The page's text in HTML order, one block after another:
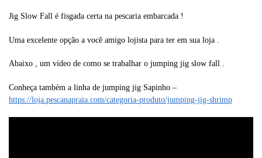
Jig Slow Fall é fisgada certa na pescaria embarcada !
Uma excelente opção a você amigo lojista para ter em sua loja .
Abaixo , um vídeo de como se trabalhar o jumping jig slow fall .
Conheça também a linha de jumping jig Sapinho –
https://loja.pescanapraia.com/categoria-produto/jumping-jig-shrimp